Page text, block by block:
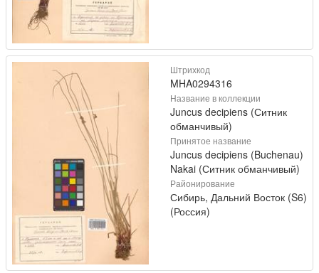
Штрихкод
MHA0294316
Название в коллекции
Juncus decipiens (Ситник
обманчивый)
Принятое название
Juncus decipiens (Buchenau)
Nakai (Ситник обманчивый)
Районирование
Сибирь, Дальний Восток (S6)
(Россия)